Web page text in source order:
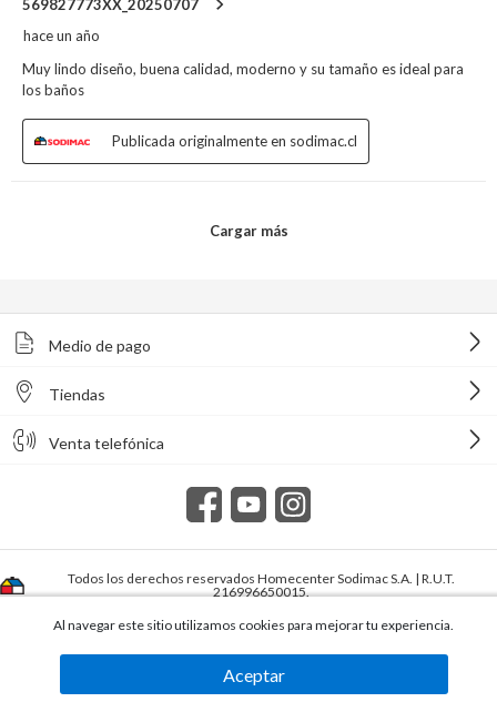
Medio de pago
Tiendas
Venta telefónica
Todos los derechos reservados Homecenter Sodimac S.A. | R.U.T.
216996650015.
Al navegar este sitio utilizamos cookies para mejorar tu experiencia.
Aceptar